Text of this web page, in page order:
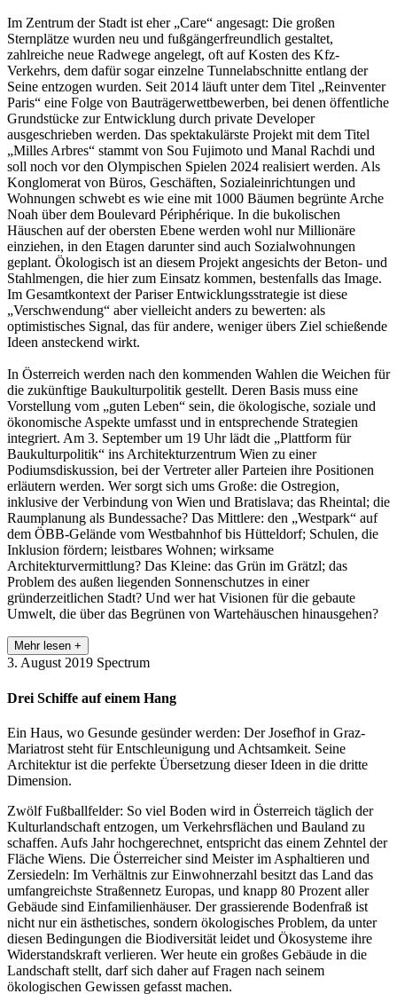
Im Zentrum der Stadt ist eher „Care“ angesagt: Die großen
Sternplätze wurden neu und fußgängerfreundlich gestaltet,
zahlreiche neue Radwege angelegt, oft auf Kosten des Kfz-
Verkehrs, dem dafür sogar einzelne Tunnelabschnitte entlang der
Seine entzogen wurden. Seit 2014 läuft unter dem Titel „Reinventer
Paris“ eine Folge von Bauträgerwettbewerben, bei denen öffentliche
Grundstücke zur Entwicklung durch private Developer
ausgeschrieben werden. Das spektakulärste Projekt mit dem Titel
„Milles Arbres“ stammt von Sou Fujimoto und Manal Rachdi und
soll noch vor den Olympischen Spielen 2024 realisiert werden. Als
Konglomerat von Büros, Geschäften, Sozialeinrichtungen und
Wohnungen schwebt es wie eine mit 1000 Bäumen begrünte Arche
Noah über dem Boulevard Périphérique. In die bukolischen
Häuschen auf der obersten Ebene werden wohl nur Millionäre
einziehen, in den Etagen darunter sind auch Sozialwohnungen
geplant. Ökologisch ist an diesem Projekt angesichts der Beton- und
Stahlmengen, die hier zum Einsatz kommen, bestenfalls das Image.
Im Gesamtkontext der Pariser Entwicklungsstrategie ist diese
„Verschwendung“ aber vielleicht anders zu bewerten: als
optimistisches Signal, das für andere, weniger übers Ziel schießende
Ideen ansteckend wirkt.
In Österreich werden nach den kommenden Wahlen die Weichen für
die zukünftige Baukulturpolitik gestellt. Deren Basis muss eine
Vorstellung vom „guten Leben“ sein, die ökologische, soziale und
ökonomische Aspekte umfasst und in entsprechende Strategien
integriert. Am 3. September um 19 Uhr lädt die „Plattform für
Baukulturpolitik“ ins Architekturzentrum Wien zu einer
Podiumsdiskussion, bei der Vertreter aller Parteien ihre Positionen
erläutern werden. Wer sorgt sich ums Große: die Ostregion,
inklusive der Verbindung von Wien und Bratislava; das Rheintal; die
Raumplanung als Bundessache? Das Mittlere: den „Westpark“ auf
dem ÖBB-Gelände vom Westbahnhof bis Hütteldorf; Schulen, die
Inklusion fördern; leistbares Wohnen; wirksame
Architekturvermittlung? Das Kleine: das Grün im Grätzl; das
Problem des außen liegenden Sonnenschutzes in einer
gründerzeitlichen Stadt? Und wer hat Visionen für die gebaute
Umwelt, die über das Begrünen von Wartehäuschen hinausgehen?
Mehr lesen +
3. August 2019 Spectrum
Drei Schiffe auf einem Hang
Ein Haus, wo Gesunde gesünder werden: Der Josefhof in Graz-
Mariatrost steht für Entschleunigung und Achtsamkeit. Seine
Architektur ist die perfekte Übersetzung dieser Ideen in die dritte
Dimension.
Zwölf Fußballfelder: So viel Boden wird in Österreich täglich der
Kulturlandschaft entzogen, um Verkehrsflächen und Bauland zu
schaffen. Aufs Jahr hochgerechnet, entspricht das einem Zehntel der
Fläche Wiens. Die Österreicher sind Meister im Asphaltieren und
Zersiedeln: Im Verhältnis zur Einwohnerzahl besitzt das Land das
umfangreichste Straßennetz Europas, und knapp 80 Prozent aller
Gebäude sind Einfamilienhäuser. Der grassierende Bodenfraß ist
nicht nur ein ästhetisches, sondern ökologisches Problem, da unter
diesen Bedingungen die Biodiversität leidet und Ökosysteme ihre
Widerstandskraft verlieren. Wer heute ein großes Gebäude in die
Landschaft stellt, darf sich daher auf Fragen nach seinem
ökologischen Gewissen gefasst machen.